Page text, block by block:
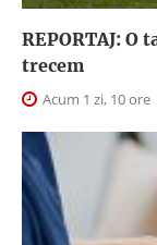
REPORTAJ: O
trecem
Acum 1 zi, 10 ore